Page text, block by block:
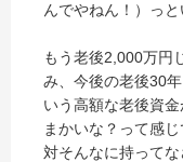
んでやねん！）っと
もう老後2,000万円
み、今後の老後30
いう高額な老後資
まかいな？って感
対そんなに持って